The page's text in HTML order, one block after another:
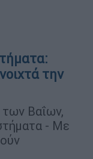
την
των Βαΐων,
- Με